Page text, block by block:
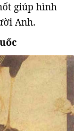
giúp hình
Anh.